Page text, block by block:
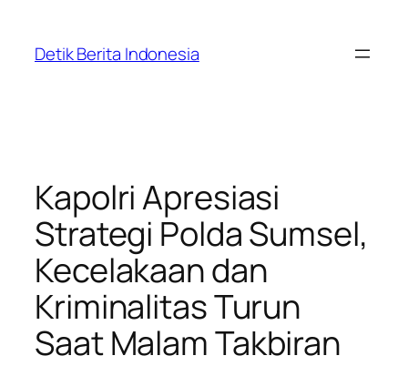
content
Detik Berita Indonesia
Kapolri Apresiasi
Strategi Polda Sumsel,
Kecelakaan dan
Kriminalitas Turun
Saat Malam Takbiran